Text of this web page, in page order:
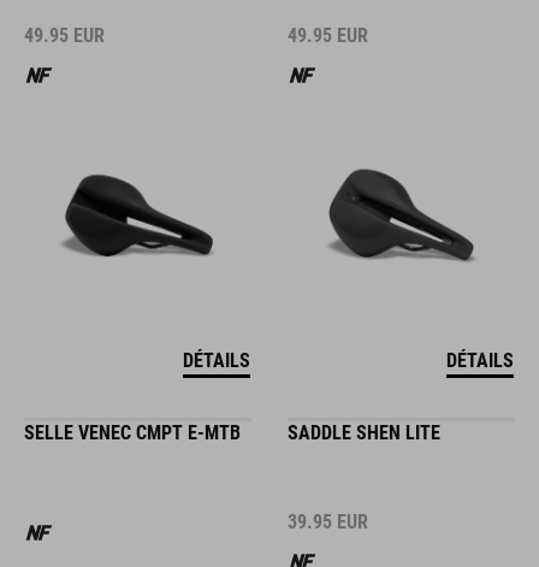
49.95 EUR
DÉTAILS
49.95 EUR
DÉTAILS
SELLE VENEC CMPT E-MTB SADDLE SHEN LITE
39.95 EUR